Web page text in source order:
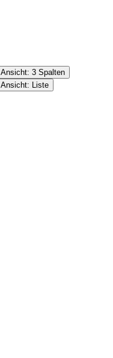
Ansicht: 3 Spalten
Ansicht: Liste